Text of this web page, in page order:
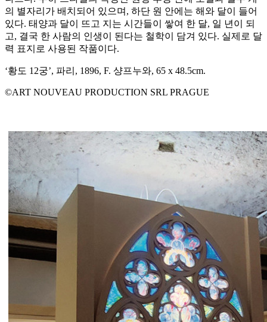
의 별자리가 배치되어 있으며, 하단 원 안에는 해와 달이 들어
있다. 태양과 달이 뜨고 지는 시간들이 쌓여 한 달, 일 년이 되
고, 결국 한 사람의 인생이 된다는 철학이 담겨 있다. 실제로 달
력 표지로 사용된 작품이다.
‘황도 12궁’, 파리, 1896, F. 샹프누와, 65 x 48.5cm.
©ART NOUVEAU PRODUCTION SRL PRAGUE